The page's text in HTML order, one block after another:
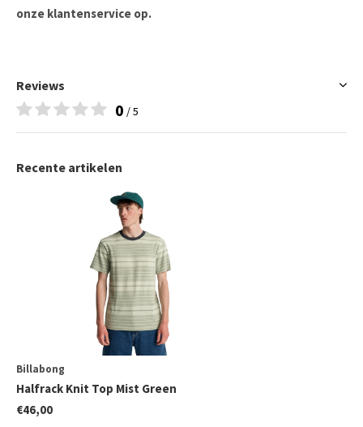
onze klantenservice op.
Reviews
0 / 5
Recente artikelen
Billabong
Halfrack Knit Top Mist Green
€46,00